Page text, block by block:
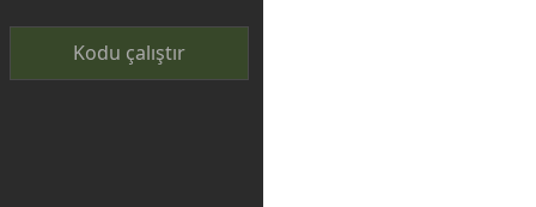
Kodu çalıştır